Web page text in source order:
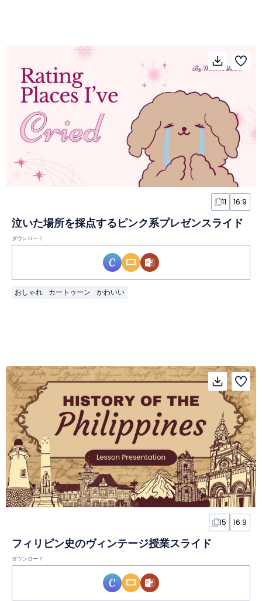
11 16:9
泣いた場所を採点するピンク系プレゼンスライド
ダウンロード
おしゃれ カートゥーン かわいい
15 16:9
フィリピン史のヴィンテージ授業スライド
ダウンロード